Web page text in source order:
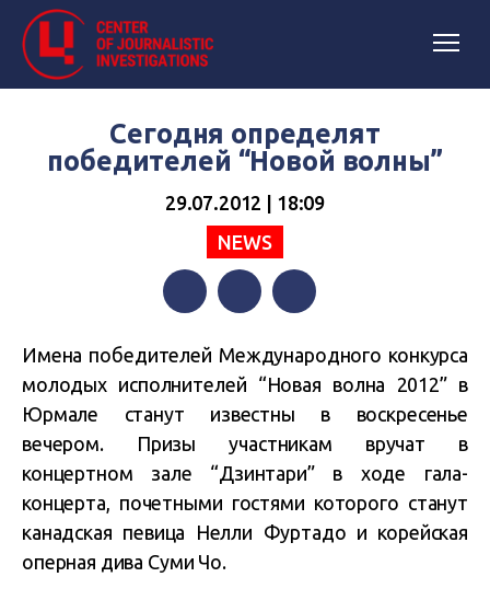
Сегодня определят
победителей “Новой волны”
29.07.2012 | 18:09
NEWS
Имена победителей Международного конкурса
молодых исполнителей “Новая волна 2012” в
Юрмале станут известны в воскресенье
вечером. Призы участникам вручат в
концертном зале “Дзинтари” в ходе гала-
концерта, почетными гостями которого станут
канадская певица Нелли Фуртадо и корейская
оперная дива Суми Чо.